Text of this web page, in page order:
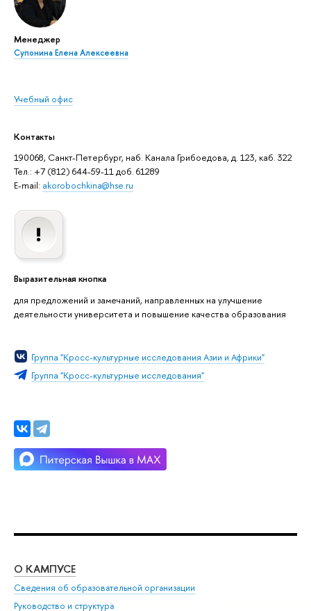
Менеджер
Супонина Елена Алексеевна
Учебный офис
Контакты
190068, Санкт-Петербург, наб. Канала Грибоедова, д. 123, каб. 322
Тел.: +7 (812) 644-59-11 доб. 61289
E-mail: akorobochkina@hse.ru
Выразительная кнопка
для предложений и замечаний, направленных на улучшение
деятельности университета и повышение качества образования
Группа "Кросс-культурные исследования Азии и Африки"
Группа "Кросс-культурные исследования"
О КАМПУСЕ
Сведения об образовательной организации
Руководство и структура